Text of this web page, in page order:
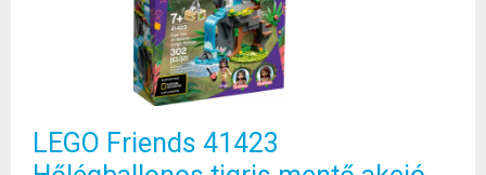
LEGO Friends 41423